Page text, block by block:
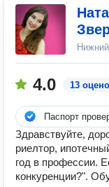
4.0 13
Паспорт
Здравствуйте,
риелтор,
год в профессии.
конкуренции?".